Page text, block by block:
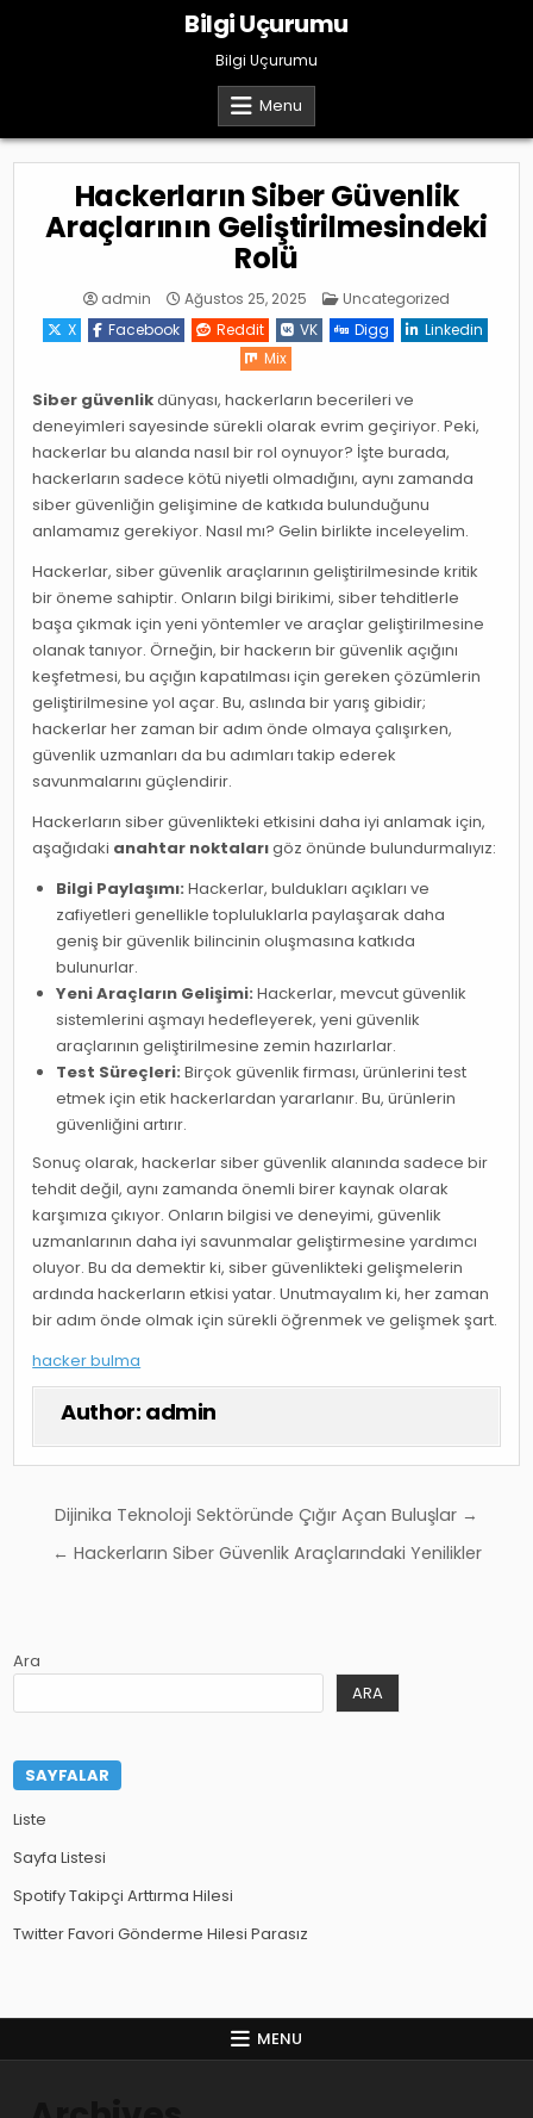
Bilgi Uçurumu
Bilgi Uçurumu
Menu
Hackerların Siber Güvenlik
Araçlarının Geliştirilmesindeki
Rolü
admin Ağustos 25, 2025 Posted
Uncategorized
X
Facebook Reddit VK Digg
Linkedin
Mix
Siber güvenlikdünyası, hackerların becerileri ve
deneyimleri sayesinde sürekli olarak evrim geçiriyor. Peki,
hackerlar bu alanda nasıl bir rol oynuyor? İşte burada,
hackerların sadece kötü niyetli olmadığını, aynı zamanda
siber güvenliğin gelişimine de katkıda bulunduğunu
anlamamız gerekiyor. Nasıl mı? Gelin birlikte inceleyelim.
Hackerlar, siber güvenlik araçlarının geliştirilmesinde kritik
bir öneme sahiptir. Onların bilgi birikimi, siber tehditlerle
başa çıkmak için yeni yöntemler ve araçlar geliştirilmesine
olanak tanıyor. Örneğin, bir hackerın bir güvenlik açığını
keşfetmesi, bu açığın kapatılması için gereken çözümlerin
geliştirilmesine yol açar. Bu, aslında bir yarış gibidir;
hackerlar her zaman bir adım önde olmaya çalışırken,
güvenlik uzmanları da bu adımları takip ederek
savunmalarını güçlendirir.
Hackerların siber güvenlikteki etkisini daha iyi anlamak için,
aşağıdaki anahtar noktalarıgöz önünde bulundurmalıyız:
Bilgi Paylaşımı: Hackerlar, buldukları açıkları ve
zafiyetleri genellikle topluluklarla paylaşarak daha
geniş bir güvenlik bilincinin oluşmasına katkıda
bulunurlar.
Yeni Araçların Gelişimi: Hackerlar, mevcut güvenlik
sistemlerini aşmayı hedefleyerek, yeni güvenlik
araçlarının geliştirilmesine zemin hazırlarlar.
Test Süreçleri: Birçok güvenlik firması, ürünlerini test
etmek için etik hackerlardan yararlanır. Bu, ürünlerin
güvenliğini artırır.
Sonuç olarak, hackerlar siber güvenlik alanında sadece bir
tehdit değil, aynı zamanda önemli birer kaynak olarak
karşımıza çıkıyor. Onların bilgisi ve deneyimi, güvenlik
uzmanlarının daha iyi savunmalar geliştirmesine yardımcı
oluyor. Bu da demektir ki, siber güvenlikteki gelişmelerin
ardında hackerların etkisi yatar. Unutmayalım ki, her zaman
bir adım önde olmak için sürekli öğrenmek ve gelişmek şart.
hacker bulma
Author: admin
Yazı
gezinmesi
Dijinika Teknoloji Sektöründe Çığır Açan Buluşlar →
← Hackerların Siber Güvenlik Araçlarındaki Yenilikler
Ara
ARA
SAYFALAR
Liste
Sayfa Listesi
Spotify Takipçi Arttırma Hilesi
Twitter Favori Gönderme Hilesi Parasız
MENU